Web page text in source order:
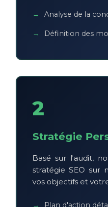
Analyse de la
Définition des
2
Stratégie
Basé sur l'audit,
stratégie SEO sur
vos objectifs et
Plan d'action